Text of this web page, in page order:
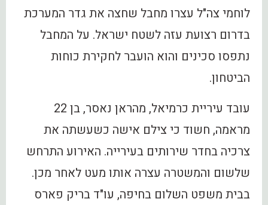
לוחמי צה"ל עצרו מחבל שחצה את גדר המערכת
בדרום רצועת עזה לשטח ישראל. על המחבל
נתפסו סכינים והוא הועבר לחקירת כוחות
הביטחון.
עובד עיריית כרמיאל, מהראן נאסר, בן 22
מראמה, חשוד כי צילם אישה כשעשתה את
צרכיה בחדר שירותים בעירייה. האירוע התרחש
שלשום והמשטרה עצרה אותו מעט לאחר מכן.
בבית משפט השלום בחיפה, עו"ד בריק פארס